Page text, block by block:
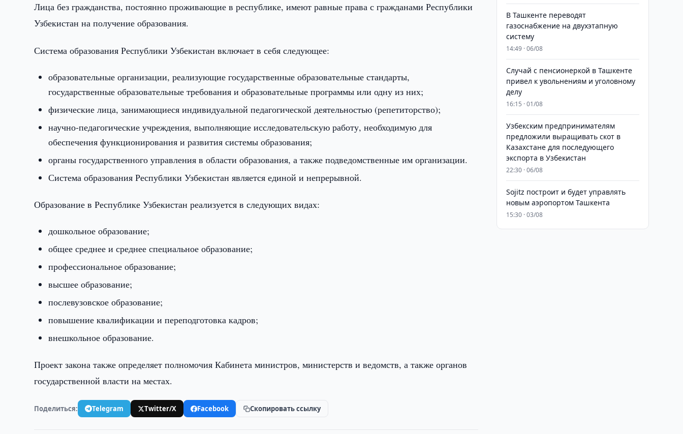
Лица без гражданства, постоянно проживающие в республике, имеют равные права с гражданами Республики
Узбекистан на получение образования.
Система образования Республики Узбекистан включает в себя следующее:
образовательные организации, реализующие государственные образовательные стандарты,
государственные образовательные требования и образовательные программы или одну из них;
физические лица, занимающиеся индивидуальной педагогической деятельностью (репетиторство);
научно-педагогические учреждения, выполняющие исследовательскую работу, необходимую для
обеспечения функционирования и развития системы образования;
органы государственного управления в области образования, а также подведомственные им организации.
Система образования Республики Узбекистан является единой и непрерывной.
Образование в Республике Узбекистан реализуется в следующих видах:
дошкольное образование;
общее среднее и среднее специальное образование;
профессиональное образование;
высшее образование;
послевузовское образование;
повышение квалификации и переподготовка кадров;
внешкольное образование.
Проект закона также определяет полномочия Кабинета министров, министерств и ведомств, а также органов
государственной власти на местах.
Поделиться: Telegram Twitter/X Facebook Скопировать ссылку
В Ташкенте переводят
газоснабжение на двухэтапную
систему
14:49 · 06/08
Случай с пенсионеркой в Ташкенте
привел к увольнениям и уголовному
делу
16:15 · 01/08
Узбекским предпринимателям
предложили выращивать скот в
Казахстане для последующего
экспорта в Узбекистан
22:30 · 06/08
Sojitz построит и будет управлять
новым аэропортом Ташкента
15:30 · 03/08